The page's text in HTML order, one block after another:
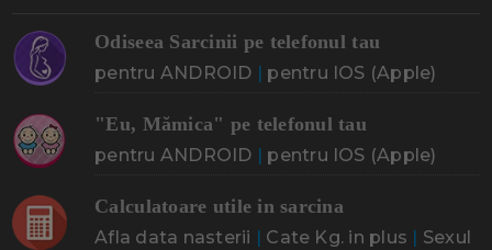
Odiseea Sarcinii pe telefonul tau
pentru ANDROID | pentru IOS (Apple)
"Eu, Mămica" pe telefonul tau
pentru ANDROID | pentru IOS (Apple)
Calculatoare utile in sarcina
Afla data nasterii | Cate Kg. in plus | Sexul